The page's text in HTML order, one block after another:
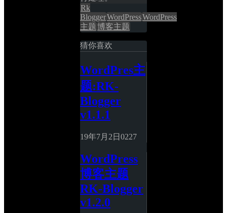
Rk
BloggerWordPressWordPress
主题博客主题
猜你喜欢
WordPres主
题:RK-
Blogger
v1.1.1
19年7月2日 0227
WordPress
博客主题
RK-Blogger
v1.2.0